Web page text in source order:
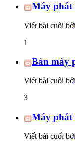
Máy phát
Viết bài cuối bởi
1
Bán máy
Viết bài cuối bởi
3
Máy phát
Viết bài cuối bởi